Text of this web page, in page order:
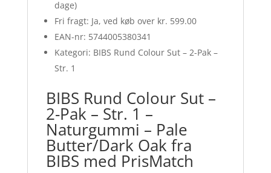
dage)
Fri fragt: Ja, ved køb over kr. 599.00
EAN-nr: 5744005380341
Kategori: BIBS Rund Colour Sut – 2-Pak –
Str. 1
BIBS Rund Colour Sut –
2-Pak – Str. 1 –
Naturgummi – Pale
Butter/Dark Oak fra
BIBS med PrisMatch